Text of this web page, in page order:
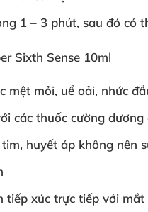
1 – 3 phút, sau đó có
Sixth Sense 10ml
mệt mỏi, uể oải, nhức
các thuốc cường dương
, huyết áp không nên
tiếp xúc trực tiếp với mắt